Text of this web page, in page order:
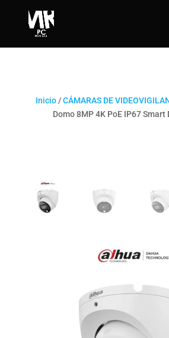
Inicio /CÁMARAS DE
Domo 8MP 4K PoE IP67 Smart